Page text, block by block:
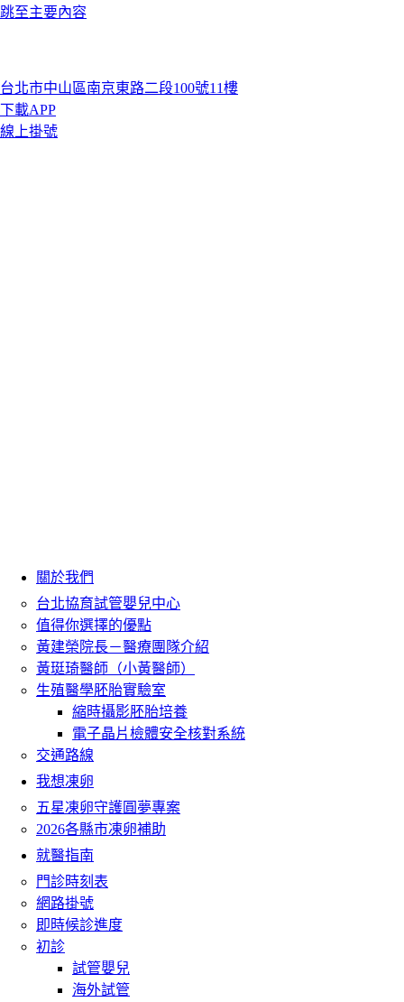
跳至主要內容
台北市中山區南京東路二段100號11樓
下載APP
線上掛號
關於我們
台北協育試管嬰兒中心
值得你選擇的優點
黃建榮院長－醫療團隊介紹
黃珽琦醫師（小黃醫師）
生殖醫學胚胎實驗室
縮時攝影胚胎培養
電子晶片檢體安全核對系統
交通路線
我想凍卵
五星凍卵守護圓夢專案
2026各縣市凍卵補助
就醫指南
門診時刻表
網路掛號
即時候診進度
初診
試管嬰兒
海外試管